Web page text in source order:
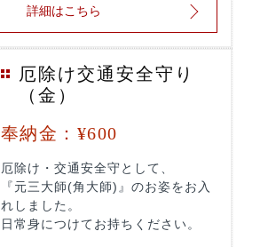
詳細はこちら
厄除け交通安全守り
（金）
奉納金：¥600
厄除け・交通安全守として、
『元三大師(角大師)』のお姿をお入
れしました。
日常身につけてお持ちください。